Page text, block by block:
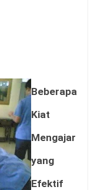
Beberapa
Kiat
Mengajar
yang
Efektif